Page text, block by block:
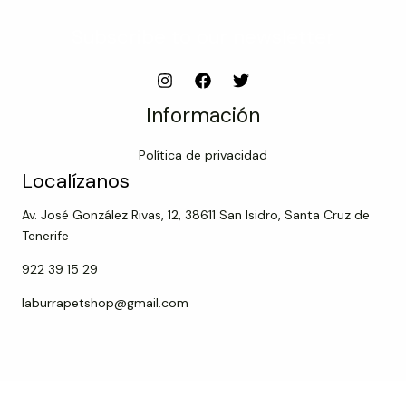
Información
Política de privacidad
Localízanos
Av. José González Rivas, 12, 38611 San Isidro, Santa Cruz de
Tenerife
922 39 15 29
laburrapetshop@gmail.com